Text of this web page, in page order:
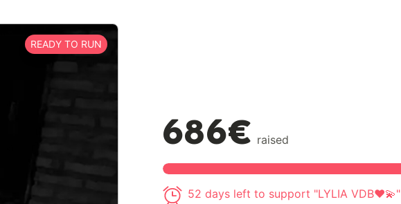
READY TO RUN
686€ raised
52 days left to support "LYLIA VDB❤️💫"